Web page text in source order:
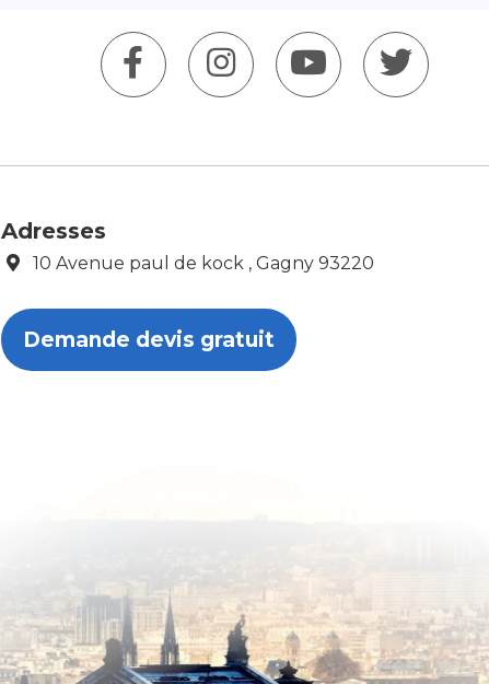
Adresses
10 Avenue paul de kock , Gagny 93220
Demande devis gratuit